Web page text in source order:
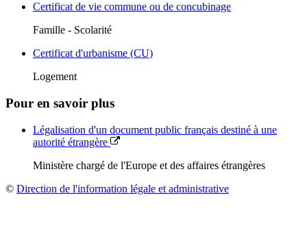
Certificat de vie commune ou de concubinage
Famille - Scolarité
Certificat d'urbanisme (CU)
Logement
Pour en savoir plus
Légalisation d'un document public français destiné à une
autorité étrangère
Ministère chargé de l'Europe et des affaires étrangères
© Direction de l'information légale et administrative